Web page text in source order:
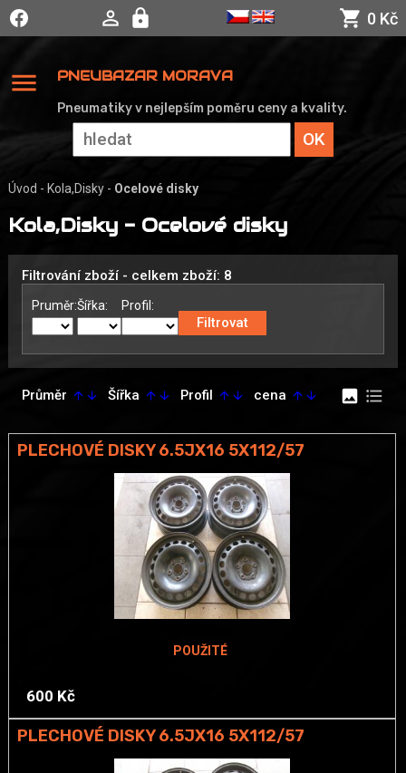
0 Kč
menu PNEUBAZAR MORAVA
Pneumatiky v nejlepším poměru ceny a kvality.
Úvod - Kola,Disky- Ocelové disky
Kola,Disky - Ocelové disky
Filtrování zboží - celkem zboží: 8
Pruměr:Šířka: Profil:
Průměr arrow_upward arrow_downward Šířka arrow_upward arrow_downward Profil arrow_upward arrow_downward cena arrow_upward arrow_downward image format_list_bulleted
PLECHOVÉ DISKY 6.5JX16 5X112/57
POUŽITÉ
600 Kč
PLECHOVÉ DISKY 6.5JX16 5X112/57